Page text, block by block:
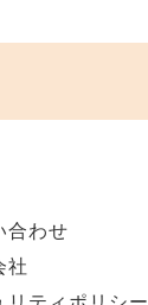
合わせ
社